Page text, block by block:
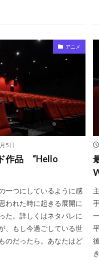
アニメ
5日
作品 “Hello
一つにしているように感
われた時に起きる展開に
た。詳しくはネタバレに
、もし今過ごしている世
のだったら。あなたはど